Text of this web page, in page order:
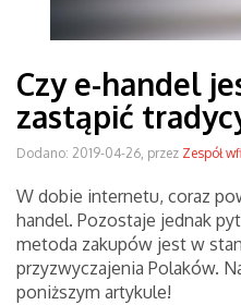
Czy e-handel
zastąpić
Dodano: 2019-04-26, przez Zespół
W dobie internetu, coraz
handel. Pozostaje jednak
metoda zakupów jest w
przyzwyczajenia Polaków.
poniższym artykule!